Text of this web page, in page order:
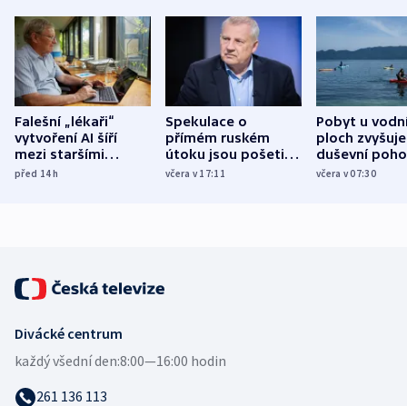
Falešní „lékaři“
vytvoření AI šíří
mezi staršími
Poláky nebezpečné
před 14h
Spekulace o
přímém ruském
útoku jsou pošetilé,
míní estonský
včera v 17:11
Pobyt u
ploch zvyšuje
duševní
ukázala
včera v 07:30
Divácké centrum
každý všední den:8:00—16:00 hodin
261 136 113